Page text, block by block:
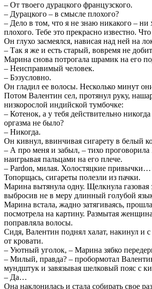
– От твоего дурацкого французского.
– Дурацкого – в смысле плохого?
– Дело в том, что я не знаю никакого – ни
плохого. Тебе это прекрасно известно.
Он глухо засмеялся, нависая над ней на
– Так я же и есть старый, вовремя не
Марина снова потрогала шрамик на его
– Неисправимый человек.
– Бэзусловно.
Он гладил ее волосы. Несколько минут
Потом Валентин сел, протянул руку,
низкорослой индийской тумбочке:
– Котенок, а у тебя действительно
оргазма не было?
– Никогда.
Он кивнул, ввинчивая сигарету в белый
– А про меня и забыл, – тихо
наигрывая пальцами на его плече.
– Pardon, милая. Холостяцкие
Топорщась, сигареты полезли из пачки.
Марина вытянула одну. Щелкнула газовая
выбросив не в меру длинный голубой
Марина встала, жадно затягиваясь,
посмотрела на картину. Размытая
поправляла волосы.
Сидя, Валентин поднял халат, накинул и с
от кровати.
– Уютный уголок, – Марина зябко
– Милый, правда? – пробормотал
мундштук и завязывая шелковый пояс с
– Да…
Она наклонилась и стала собирать свое